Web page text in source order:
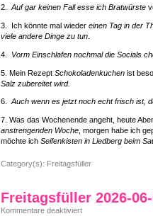
2. Auf gar keinen Fall esse ich Bratwürste
3. Ich könnte mal wieder einen Tag in der
viele andere Dinge zu tun
4. Vorm Einschlafen nochmal die Socials
5. Mein Rezept Schokoladenkuchen ist
Salz zubereitet wird.
6.Auch wenn es jetzt noch echt frisch ist,
7. Was das Wochenende angeht, heute
anstrengenden Woche , morgen habe ich
möchte ich Seifenkisten in Liedberg beim
Category(s): Freitagsfüller
Freitagsfüller 2026-
Kommentare deaktiviertfür